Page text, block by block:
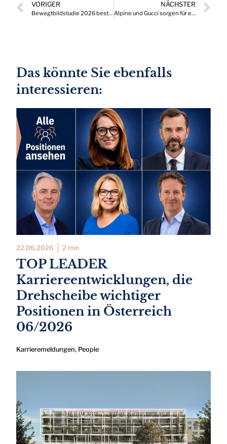
VORIGER
Bewegtbildstudie 2026 bestätigt zentrale Rolle des Fernsehens
NÄCHSTER
Alpine und Gucci sorgen für einmaligen Luxusdeal in der Formel 1
Das könnte Sie ebenfalls
interessieren:
22.06.2026 2 min
TOP LEADER
Karriereentwicklungen, die
Drehscheibe wichtiger
Positionen in Österreich
06/2026
Karrieremeldungen, People